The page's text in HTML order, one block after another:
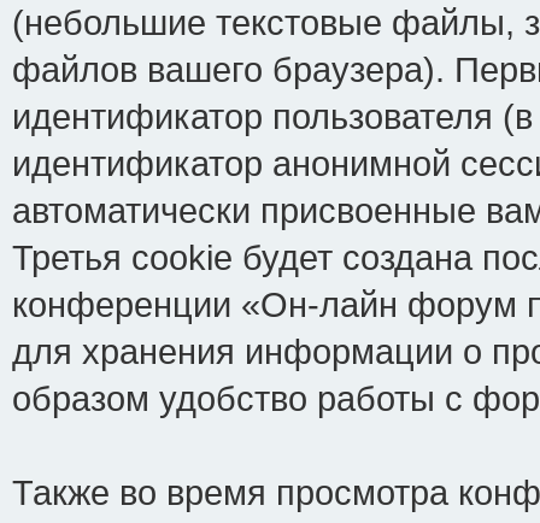
(небольшие текстовые файлы,
файлов вашего браузера).
идентификатор пользователя
идентификатор анонимной
автоматически присвоенные
Третья cookie будет создана
конференции «Он-лайн форум
для хранения информации о
образом удобство работы с
Также во время просмотра